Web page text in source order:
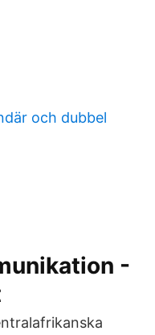
och dubbel
-